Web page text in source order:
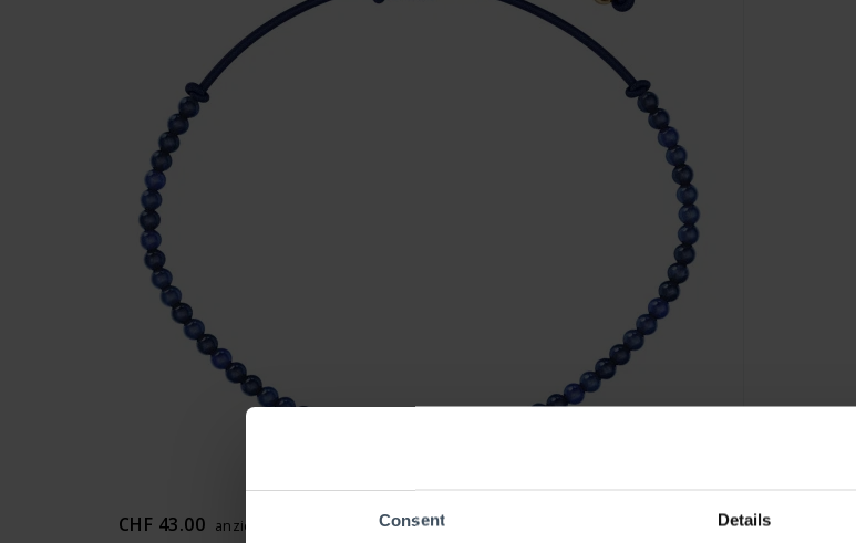
Consent Details
CHF 43.00 anziché CHF 49.00 CHF 83.50